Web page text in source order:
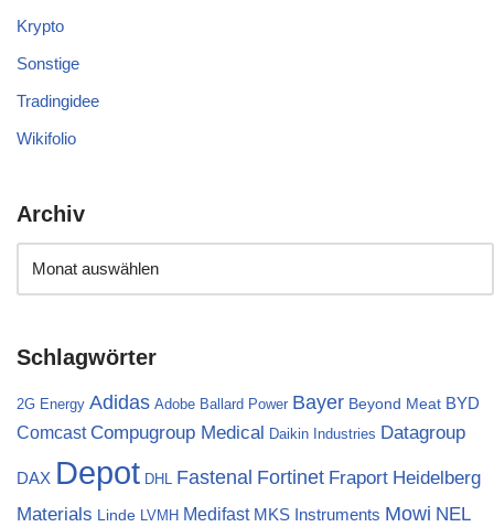
Krypto
Sonstige
Tradingidee
Wikifolio
Archiv
Schlagwörter
2G Energy Adidas Adobe Ballard Power Bayer Beyond Meat BYD
Comcast Compugroup Medical Daikin Industries Datagroup
DAX Depot DHL Fastenal Fortinet Fraport Heidelberg
Materials Linde LVMH Medifast MKS Instruments Mowi NEL